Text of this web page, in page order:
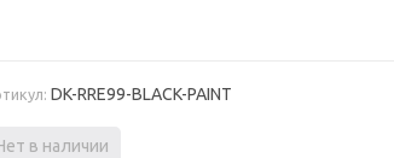
DK-RRE99-BLACK-PAINT
в наличии